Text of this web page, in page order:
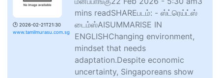
🕑 2026-02-21T21:30
www.tamilmurasu.com.sg
mins readSHAREபடம்: - ஸ்ட்ரெய்ட்ஸ்
டைம்ஸ்AISUMMARISE IN
ENGLISHChanging environment,
mindset that needs
adaptation.Despite economic
uncertainty, Singaporeans show